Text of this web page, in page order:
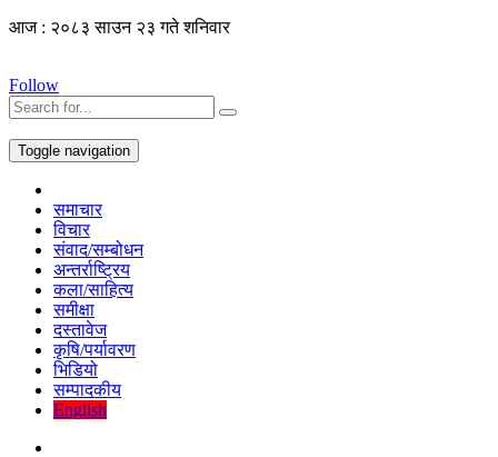
आज : २०८३ साउन २३ गते शनिवार
Follow
Toggle navigation
समाचार
विचार
संवाद/सम्बोधन
अन्तर्राष्ट्रिय
कला/साहित्य
समीक्षा
दस्तावेज
कृषि/पर्यावरण
भिडियो
सम्पादकीय
English